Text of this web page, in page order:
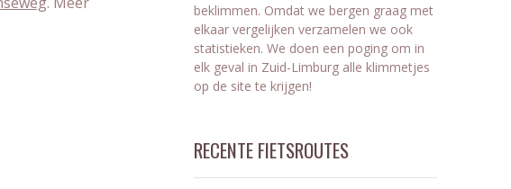
beklimmen. Omdat we bergen graag met
elkaar vergelijken verzamelen we ook
statistieken. We doen een poging om in
elk geval in Zuid-Limburg alle klimmetjes
op de site te krijgen!
RECENTE FIETSROUTES